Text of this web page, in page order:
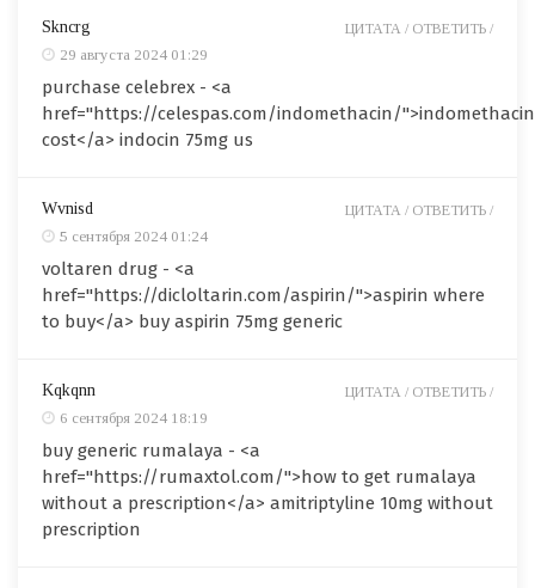
Skncrg
29 августа 2024 01:29
purchase celebrex - <a
href="https://celespas.com/indomethacin/">indomethacin
cost</a> indocin 75mg us
ЦИТАТА / ОТВЕТИТЬ /
Wvnisd
5 сентября 2024 01:24
voltaren drug - <a
href="https://dicloltarin.com/aspirin/">aspirin where
to buy</a> buy aspirin 75mg generic
ЦИТАТА / ОТВЕТИТЬ /
Kqkqnn
6 сентября 2024 18:19
buy generic rumalaya - <a
href="https://rumaxtol.com/">how to get rumalaya
without a prescription</a> amitriptyline 10mg without
prescription
ЦИТАТА / ОТВЕТИТЬ /